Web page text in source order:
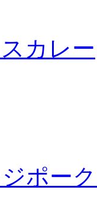
カレー
ポー